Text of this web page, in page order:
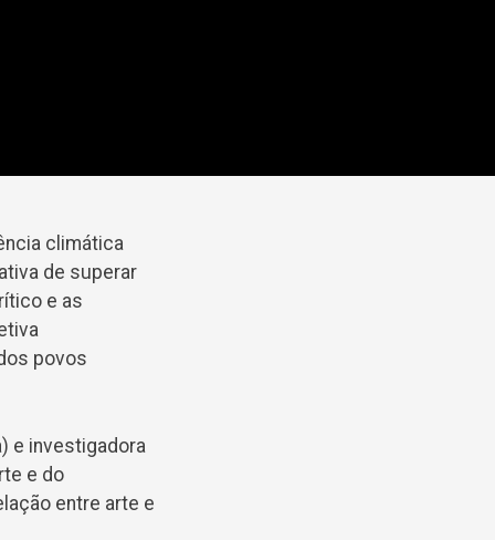
climática
de superar
e as
povos
e investigadora
e do
entre arte e